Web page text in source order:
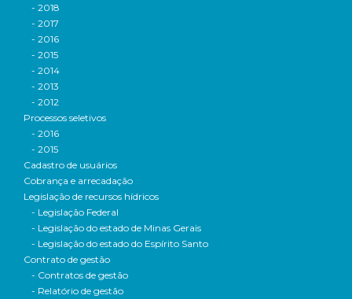
- 2018
- 2017
- 2016
- 2015
- 2014
- 2013
- 2012
Processos seletivos
- 2016
- 2015
Cadastro de usuários
Cobrança e arrecadação
Legislação de recursos hídricos
- Legislação Federal
- Legislação do estado de Minas Gerais
- Legislação do estado do Espírito Santo
Contrato de gestão
- Contratos de gestão
- Relatório de gestão